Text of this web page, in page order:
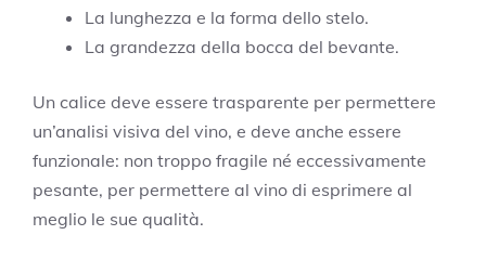
La lunghezza e la forma dello stelo.
La grandezza della bocca del bevante.
Un calice deve essere trasparente per permettere
un’analisi visiva del vino, e deve anche essere
funzionale: non troppo fragile né eccessivamente
pesante, per permettere al vino di esprimere al
meglio le sue qualità.